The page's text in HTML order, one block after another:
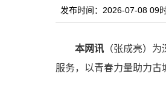
发布时间：2026-07-08 09
本网讯 （张成亮）
服务，以青春力量助力古